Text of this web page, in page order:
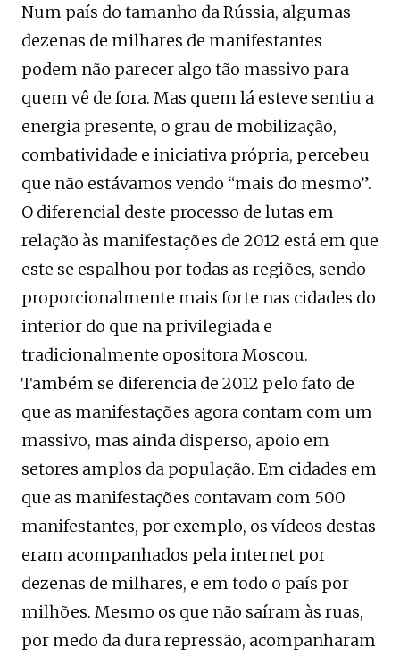
Num país do tamanho da Rússia, algumas
dezenas de milhares de manifestantes
podem não parecer algo tão massivo para
quem vê de fora. Mas quem lá esteve sentiu a
energia presente, o grau de mobilização,
combatividade e iniciativa própria, percebeu
que não estávamos vendo “mais do mesmo”.
O diferencial deste processo de lutas em
relação às manifestações de 2012 está em que
este se espalhou por todas as regiões, sendo
proporcionalmente mais forte nas cidades do
interior do que na privilegiada e
tradicionalmente opositora Moscou.
Também se diferencia de 2012 pelo fato de
que as manifestações agora contam com um
massivo, mas ainda disperso, apoio em
setores amplos da população. Em cidades em
que as manifestações contavam com 500
manifestantes, por exemplo, os vídeos destas
eram acompanhados pela internet por
dezenas de milhares, e em todo o país por
milhões. Mesmo os que não saíram às ruas,
por medo da dura repressão, acompanharam